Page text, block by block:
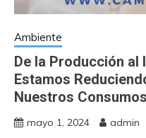
Ambiente
De la Producción al
Estamos
Nuestros
mayo 1, 2024 admin